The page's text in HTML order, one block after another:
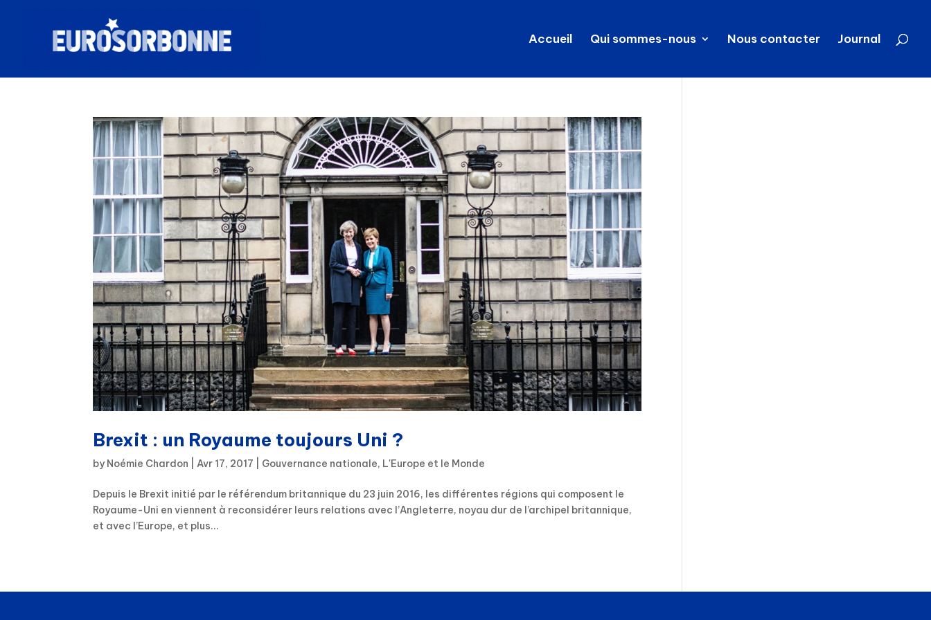
Accueil Qui sommes-nous Nous contacter Journal
Brexit : un Royaume toujours Uni ?
by Noémie Chardon |Avr 17, 2017 Gouvernance nationale, L'Europe et le Monde
Depuis le Brexit initié par le référendum britannique du 23 juin 2016, les différentes régions qui composent le
Royaume-Uni en viennent à reconsidérer leurs relations avec l’Angleterre, noyau dur de l’archipel britannique,
et avec l’Europe, et plus...